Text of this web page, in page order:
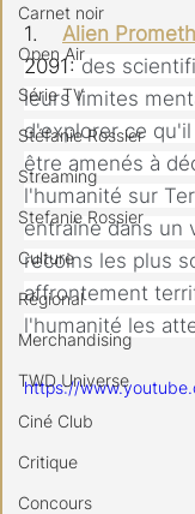
Carnet noir
Open Air
Série TV
Stéfanie Rossier
Streaming
Stefanie Rossier
Culture
Régional
Merchandising
TWD Universe
Ciné Club
Critique
Concours
1. Alien
2091: des
leurs limites
d'explorer ce
être amenés à
l'humanité sur
entraîne dans un
recoins les plus
affrontement
l'humanité les
https://